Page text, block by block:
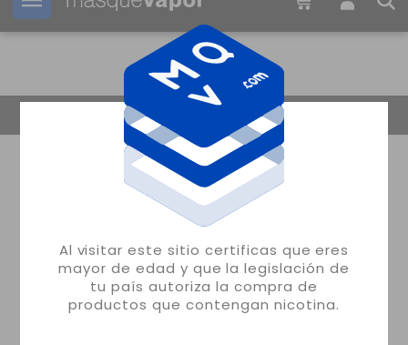
Al visitar este sitio certificas que eres
mayor de edad y que la legislación de
tu país autoriza la compra de
productos que contengan nicotina.
Tu pedido puede ser enviado en 32m: